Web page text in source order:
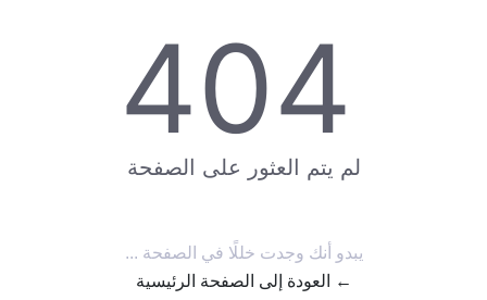
404
لم يتم العثور على الصفحة
يبدو أنك وجدت خللًا في الصفحة ...
← العودة إلى الصفحة الرئيسية